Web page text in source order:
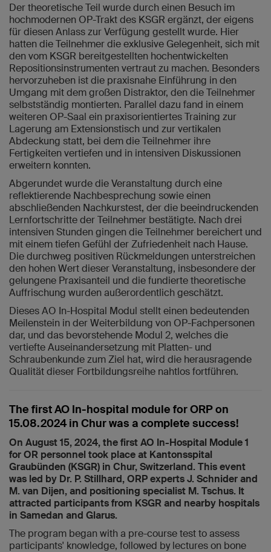
Der theoretische Teil wurde durch einen Besuch im
hochmodernen OP-Trakt des KSGR ergänzt, der eigens
für diesen Anlass zur Verfügung gestellt wurde. Hier
hatten die Teilnehmer die exklusive Gelegenheit, sich mit
den vom KSGR bereitgestellten hochentwickelten
Repositionsinstrumenten vertraut zu machen. Besonders
hervorzuheben ist die praxisnahe Einführung in den
Umgang mit dem großen Distraktor, den die Teilnehmer
selbstständig montierten. Parallel dazu fand in einem
weiteren OP-Saal ein praxisorientiertes Training zur
Lagerung am Extensionstisch und zur vertikalen
Abdeckung statt, bei dem die Teilnehmer ihre
Fertigkeiten vertiefen und in intensiven Diskussionen
erweitern konnten.
Abgerundet wurde die Veranstaltung durch eine
reflektierende Nachbesprechung sowie einen
abschließenden Nachkurstest, der die beeindruckenden
Lernfortschritte der Teilnehmer bestätigte. Nach drei
intensiven Stunden gingen die Teilnehmer bereichert und
mit einem tiefen Gefühl der Zufriedenheit nach Hause.
Die durchweg positiven Rückmeldungen unterstreichen
den hohen Wert dieser Veranstaltung, insbesondere der
gelungene Praxisanteil und die fundierte theoretische
Auffrischung wurden außerordentlich geschätzt.
Dieses AO In-Hospital Modul stellt einen bedeutenden
Meilenstein in der Weiterbildung von OP-Fachpersonen
dar, und das bevorstehende Modul 2, welches die
vertiefte Auseinandersetzung mit Platten- und
Schraubenkunde zum Ziel hat, wird die herausragende
Qualität dieser Fortbildungsreihe nahtlos fortführen.
The first AO In-hospital module for ORP on
15.08.2024 in Chur was a complete success!
On August 15, 2024, the first AO In-Hospital Module 1
for OR personnel took place at Kantonsspital
Graubünden (KSGR) in Chur, Switzerland. This event
was led by Dr. P. Stillhard, ORP experts J. Schnider and
M. van Dijen, and positioning specialist M. Tschus. It
attracted participants from KSGR and nearby hospitals
in Samedan and Glarus.
The program began with a pre-course test to assess
participants' knowledge, followed by lectures on bone